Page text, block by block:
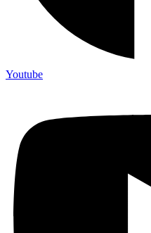
Youtube